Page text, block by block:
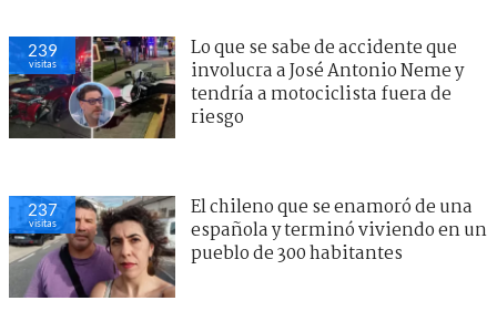
239
visitas
Lo que se sabe de accidente que
involucra a José Antonio Neme y
tendría a motociclista fuera de
riesgo
237
visitas
El chileno que se enamoró de una
española y terminó viviendo en un
pueblo de 300 habitantes